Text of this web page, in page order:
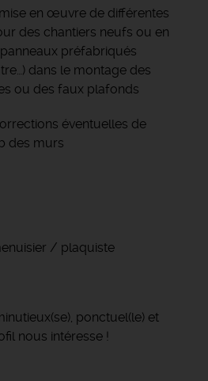
en œuvre de différentes
des chantiers neufs ou en
préfabriqués
dans le montage des
ou des faux plafonds
éventuelles de
des murs
/ plaquiste
ponctuel(le) et
nous intéresse !